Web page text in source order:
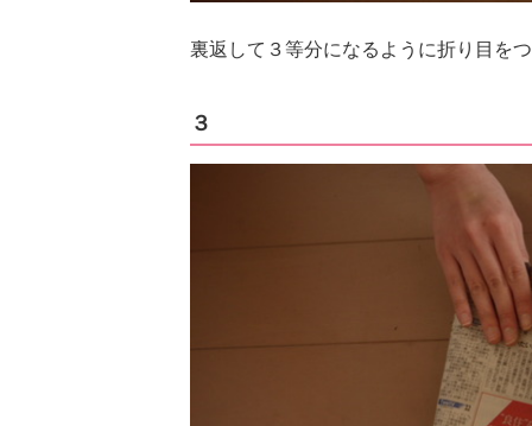
裏返して３等分になるように折り目を
３